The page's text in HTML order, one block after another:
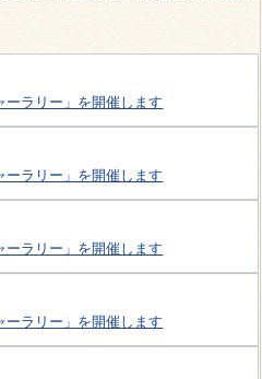
ーラリー」を開催します
ーラリー」を開催します
ーラリー」を開催します
ーラリー」を開催します